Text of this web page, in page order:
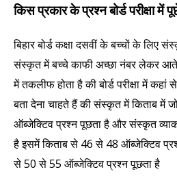
किस प्रकार के प्रश्न बोर्ड परीक्षा में
बिहार बोर्ड कक्षा दसवीं के बच्चों के लिए
संस्कृत में बच्चे काफी अच्छा नंबर लेकर
में तकलीफ होता है की बोर्ड परीक्षा में
बता देना चाहते हैं की संस्कृत में किताब में
ऑब्जेक्टिव प्रश्न पूछता है और संस्कृत
है इसमें किताब से 46 से 48 ऑब्जेक्टिव
से 50 से 55 ऑब्जेक्टिव प्रश्न पूछता है